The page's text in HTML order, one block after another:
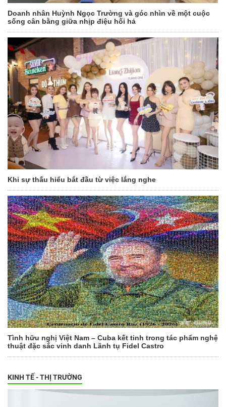
Doanh nhân Huỳnh Ngọc Trường và góc nhìn về một cuộc
sống cân bằng giữa nhịp điệu hối hả
Khi sự thấu hiểu bắt đầu từ việc lắng nghe
Tình hữu nghị Việt Nam – Cuba kết tinh trong tác phẩm nghệ
thuật đặc sắc vinh danh Lãnh tụ Fidel Castro
KINH TẾ - THỊ TRƯỜNG